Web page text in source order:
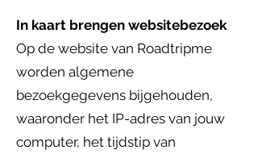
In kaart brengen websitebezoek
Op de website van Roadtripme
worden algemene
bezoekgegevens bijgehouden,
waaronder het IP-adres van jouw
computer, het tijdstip van